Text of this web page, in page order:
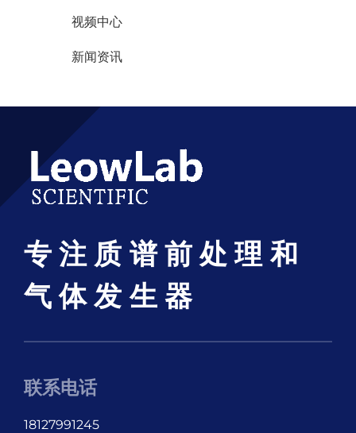
视频中心
新闻资讯
专注质谱前处理和
气体发生器
联系电话
18127991245